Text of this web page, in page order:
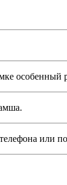
особенный
или